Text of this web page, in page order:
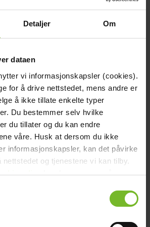
Detaljer Om
dataen
vi informasjonskapsler (cookies).
for å drive nettstedet, mens andre er
å ikke tillate enkelte typer
Du bestemmer selv hvilke
du tillater og du kan endre
våre. Husk at dersom du ikke
informasjonskapsler, kan det påvirke
nettstedet og tjenestene vi kan tilby.
her. Les mer om våre
är fördelarna med Chef Pro
– läs experternas tips